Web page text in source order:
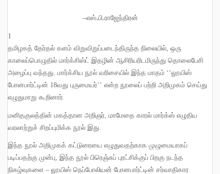
–எஸ்.பி.ராஜேந்திரன்
1
தமிழகத் தேர்தல் களம் விறுவிறுப்படைந்திருந்த நிலையில், ஒரு
காலைப்பொழுதில் மார்க்சிஸ்ட் இதழின் ஆசிரியரிடமிருந்து தொலைபேசி
அழைப்பு வந்தது. மார்க்சிய நூல் வரிசையில் இந்த மாதம் ‘‘லூயிஸ்
போனபார்ட்டின் 18வது புருமையர்’’ என்ற நூலைப் பற்றி அறிமுகம் செய்து
எழுதுமாறு கூறினார்.
மனிதகுலத்தின் மகத்தான அறிஞர் மாமேதை காரல் மார்க்ஸ் எழுதிய
வரலாற்றுச் சிறப்புமிக்க நூல் இது
இந்த நூல் அறிமுகக் கட்டுரையை எழுதுவதற்காக முழுமையாகப்
படிப்பதற்கு முன்பு இந்த நூல் பிரெஞ்சுப் புரட்சிக்குப் பிறகு நடந்த
நிகழ்வுகளை – லூயிஸ் நெப்போலியன் போனபார்ட்டின் சர்வாதிகார